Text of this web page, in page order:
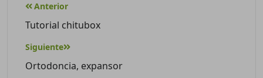
Anterior
Tutorial chitubox
Siguiente
Ortodoncia, expansor